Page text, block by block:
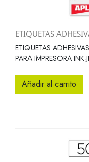
ETIQUETAS
ETIQUETAS
PARA IMPRESORA
Añadir al carrito